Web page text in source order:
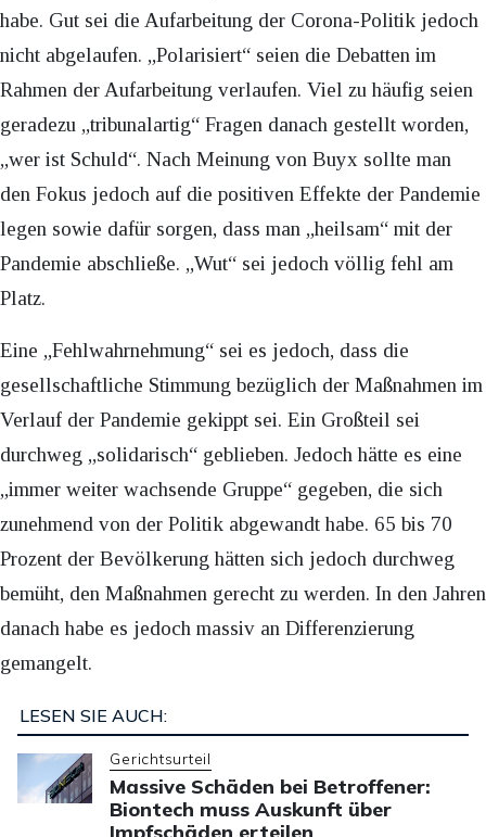
habe. Gut sei die Aufarbeitung der Corona-Politik jedoch
nicht abgelaufen. „Polarisiert“ seien die Debatten im
Rahmen der Aufarbeitung verlaufen. Viel zu häufig seien
geradezu „tribunalartig“ Fragen danach gestellt worden,
„wer ist Schuld“. Nach Meinung von Buyx sollte man
den Fokus jedoch auf die positiven Effekte der Pandemie
legen sowie dafür sorgen, dass man „heilsam“ mit der
Pandemie abschließe. „Wut“ sei jedoch völlig fehl am
Platz.
Eine „Fehlwahrnehmung“ sei es jedoch, dass die
gesellschaftliche Stimmung bezüglich der Maßnahmen im
Verlauf der Pandemie gekippt sei. Ein Großteil sei
durchweg „solidarisch“ geblieben. Jedoch hätte es eine
„immer weiter wachsende Gruppe“ gegeben, die sich
zunehmend von der Politik abgewandt habe. 65 bis 70
Prozent der Bevölkerung hätten sich jedoch durchweg
bemüht, den Maßnahmen gerecht zu werden. In den Jahren
danach habe es jedoch massiv an Differenzierung
gemangelt.
LESEN SIE AUCH:
Gerichtsurteil
Massive Schäden bei Betroffener:
Biontech muss Auskunft über
Impfschäden erteilen